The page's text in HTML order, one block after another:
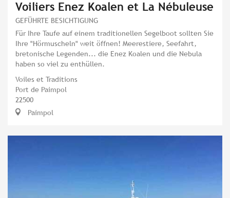
Voiliers Enez Koalen et La Nébuleuse
GEFÜHRTE BESICHTIGUNG
Für Ihre Taufe auf einem traditionellen Segelboot sollten Sie
Ihre "Hörmuscheln" weit öffnen! Meerestiere, Seefahrt,
bretonische Legenden... die Enez Koalen und die Nebula
haben so viel zu enthüllen.
Voiles et Traditions
Port de Paimpol
22500
Paimpol